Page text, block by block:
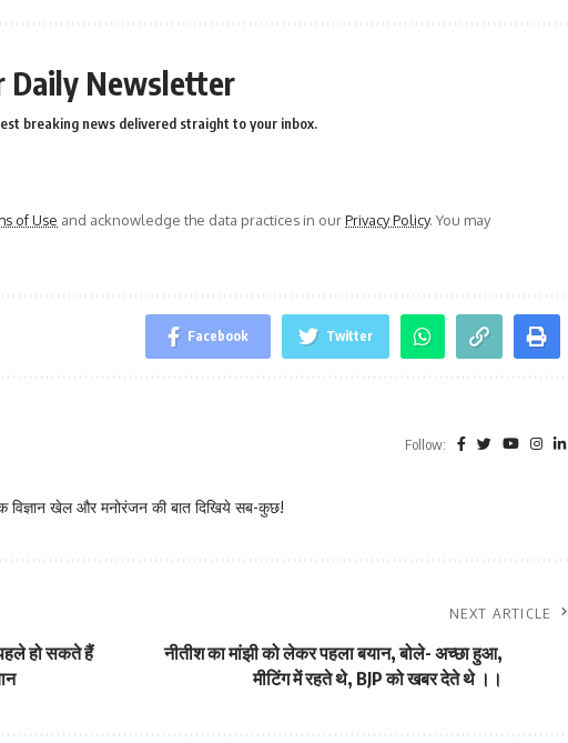
Daily Newsletter
breaking news delivered straight to your inbox.
of Use and acknowledge the data practices in ourPrivacy Policy. You may
Facebook Twitter
Follow:
विज्ञान खेल और मनोरंजन की बात दिखिये सब-कुछ!
हो सकते हैं
NEXT ARTICLE
नीतीश का मांझी को लेकर पहला बयान, बोले- अच्छा हुआ,
मीटिंग में रहते थे, BJP को खबर देते थे ।।